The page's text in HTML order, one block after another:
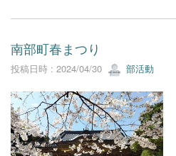
南部町春まつり
投稿日時 : 2024/04/30 部活動